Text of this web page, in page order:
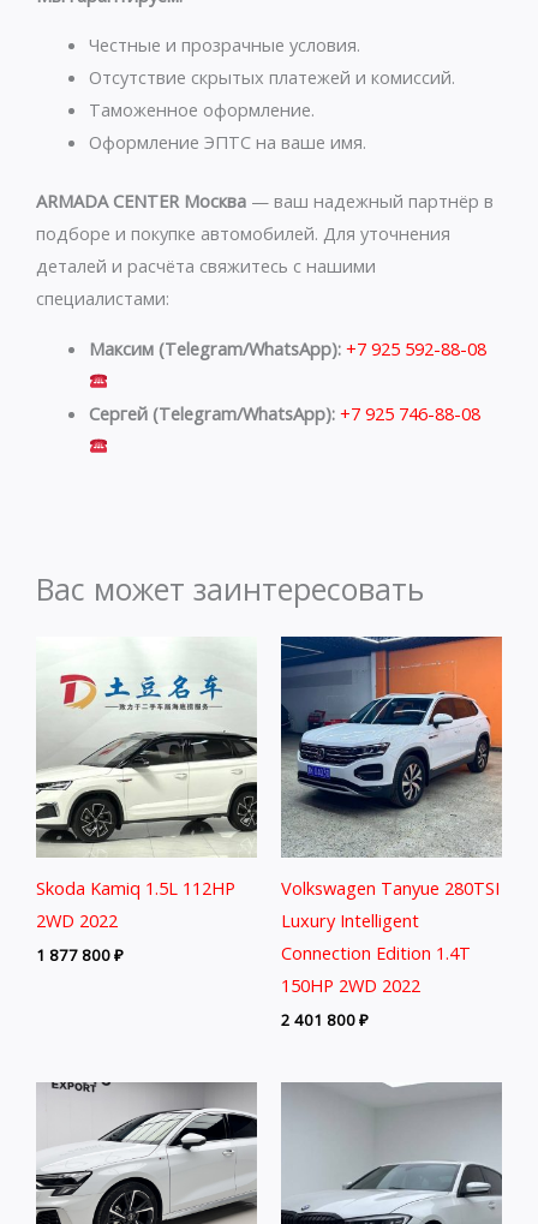
p
p
a
m
Честные и прозрачные условия.
Отсутствие скрытых платежей и комиссий.
Таможенное оформление.
Оформление ЭПТС на ваше имя.
ARMADA CENTER Москва — ваш надежный партнёр в
подборе и покупке автомобилей. Для уточнения
деталей и расчёта свяжитесь с нашими
специалистами:
Максим (Telegram/WhatsApp): +7 925 592-88-08
Сергей (Telegram/WhatsApp): +7 925 746-88-08
Вас может заинтересовать
Skoda Kamiq 1.5L 112HP
2WD 2022
1 877 800₽
Volkswagen Tanyue 280TSI
Luxury Intelligent
Connection Edition 1.4T
150HP 2WD 2022
2 401 800₽